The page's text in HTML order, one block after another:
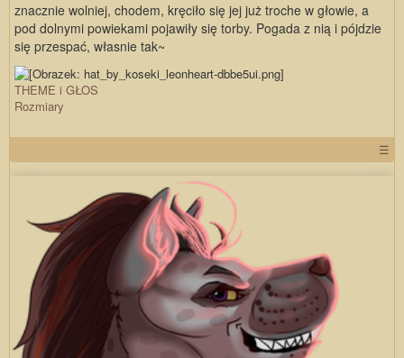
znacznie wolniej, chodem, kręciło się jej już troche w głowie, a
pod dolnymi powiekami pojawiły się torby. Pogada z nią i pójdzie
się przespać, własnie tak~
THEME i GŁOS
Rozmiary
☰